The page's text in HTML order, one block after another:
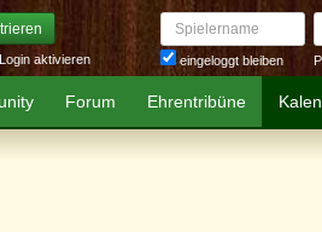
Login aktivieren
Spielername
eingeloggt bleiben
Forum Ehrentribüne